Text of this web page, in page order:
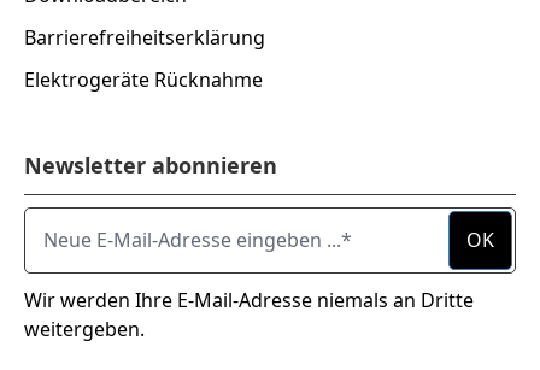
Barrierefreiheitserklärung
Elektrogeräte Rücknahme
Newsletter abonnieren
Neue E-Mail-Adresse eingeben ...
OK
Wir werden Ihre E-Mail-Adresse niemals an Dritte
weitergeben.